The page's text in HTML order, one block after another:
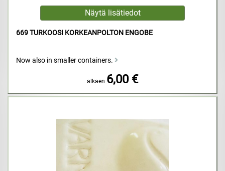
669 TURKOOSI KORKEANPOLTON ENGOBE
Now also in smaller containers.
alkaen 6,00 €